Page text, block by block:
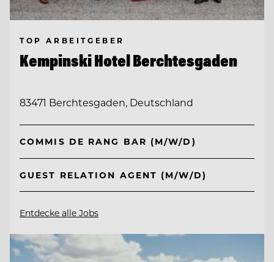
TOP ARBEITGEBER
Kempinski Hotel Berchtesgaden
83471 Berchtesgaden, Deutschland
COMMIS DE RANG BAR (M/W/D)
GUEST RELATION AGENT (M/W/D)
Entdecke alle Jobs